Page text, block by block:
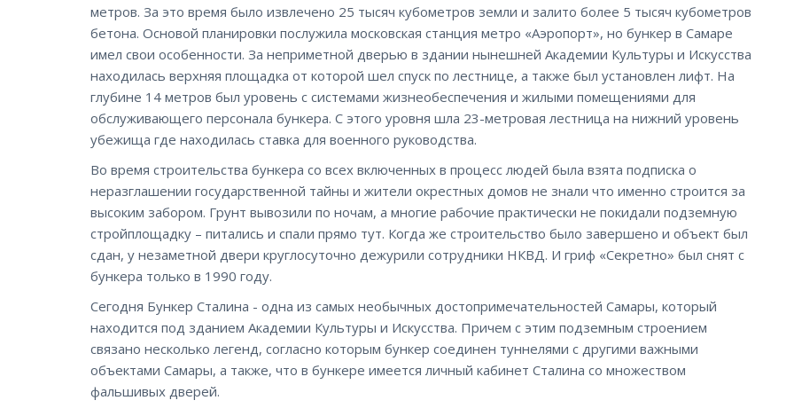
метров. За это время было извлечено 25 тысяч кубометров земли и залито более 5 тысяч кубометров
бетона. Основой планировки послужила московская станция метро «Аэропорт», но бункер в Самаре
имел свои особенности. За неприметной дверью в здании нынешней Академии Культуры и Искусства
находилась верхняя площадка от которой шел спуск по лестнице, а также был установлен лифт. На
глубине 14 метров был уровень с системами жизнеобеспечения и жилыми помещениями для
обслуживающего персонала бункера. С этого уровня шла 23-метровая лестница на нижний уровень
убежища где находилась ставка для военного руководства.
Во время строительства бункера со всех включенных в процесс людей была взята подписка о
неразглашении государственной тайны и жители окрестных домов не знали что именно строится за
высоким забором. Грунт вывозили по ночам, а многие рабочие практически не покидали подземную
стройплощадку – питались и спали прямо тут. Когда же строительство было завершено и объект был
сдан, у незаметной двери круглосуточно дежурили сотрудники НКВД. И гриф «Секретно» был снят с
бункера только в 1990 году.
Сегодня Бункер Сталина - одна из самых необычных достопримечательностей Самары, который
находится под зданием Академии Культуры и Искусства. Причем с этим подземным строением
связано несколько легенд, согласно которым бункер соединен туннелями с другими важными
объектами Самары, а также, что в бункере имеется личный кабинет Сталина со множеством
фальшивых дверей.